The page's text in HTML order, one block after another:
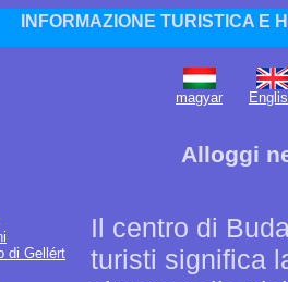
INFORMAZIONE TURISTICA E
magyar
Alloggi
di Gellért
Il centro di
turisti significa